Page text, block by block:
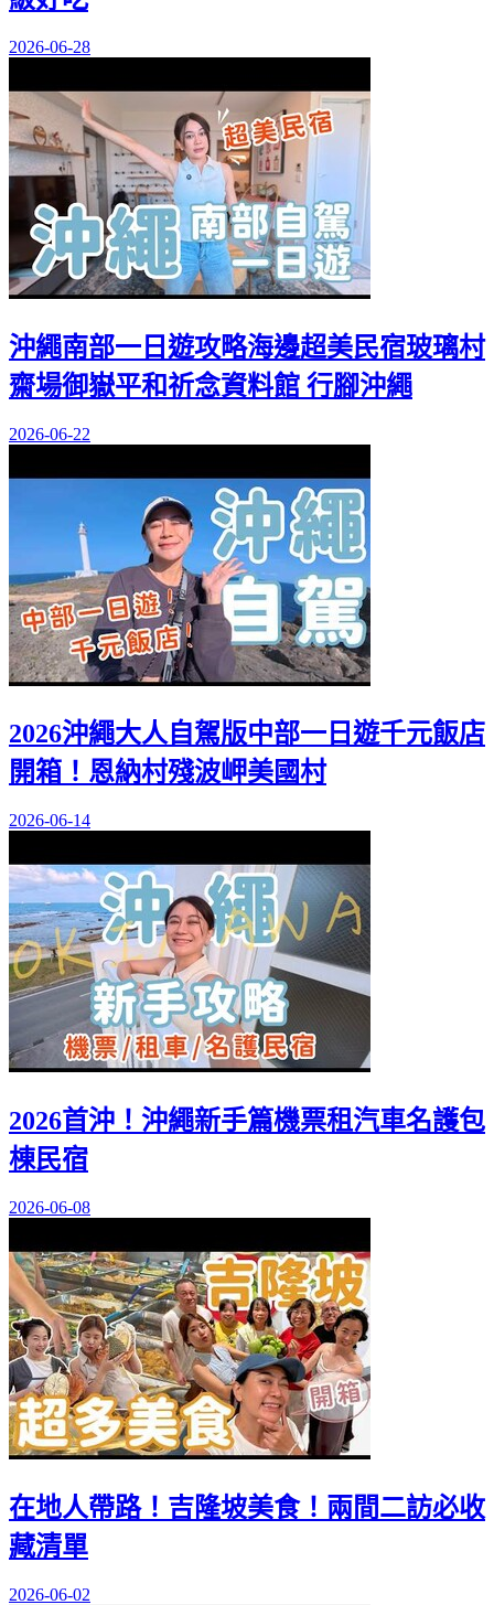
2026-06-28
沖繩南部一日遊攻略海邊超美民宿玻璃村
齋場御嶽平和祈念資料館 行腳沖繩
2026-06-22
2026沖繩大人自駕版中部一日遊千元飯店
開箱！恩納村殘波岬美國村
2026-06-14
2026首沖！沖繩新手篇機票租汽車名護包
棟民宿
2026-06-08
在地人帶路！吉隆坡美食！兩間二訪必收
藏清單
2026-06-02